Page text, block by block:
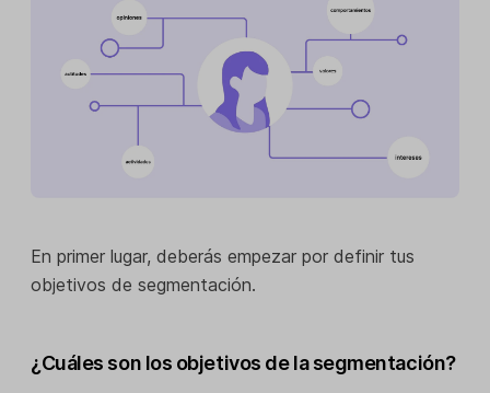
En primer lugar, deberás empezar por definir tus
objetivos de segmentación.
¿Cuáles son los objetivos de la segmentación?